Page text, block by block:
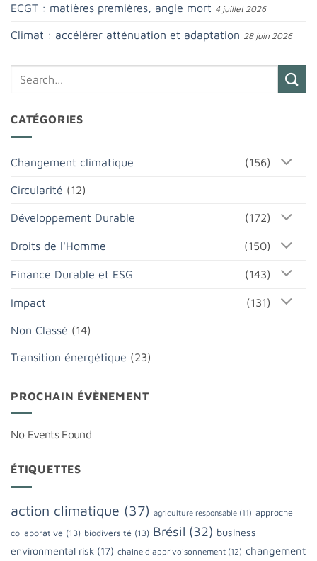
ECGT : matières premières, angle mort 4 juillet 2026
Climat : accélérer atténuation et adaptation 28 juin 2026
CATÉGORIES
Changement climatique (156)
Circularité (12)
Développement Durable (172)
Droits de l'Homme (150)
Finance Durable et ESG (143)
Impact (131)
Non Classé (14)
Transition énergétique (23)
PROCHAIN ÉVÈNEMENT
No Events Found
ÉTIQUETTES
action climatique (37) agriculture responsable (11) approche
collaborative (13) biodiversité (13) Brésil (32) business
environmental risk (17) chaine d'apprivoisonnement (12) changement